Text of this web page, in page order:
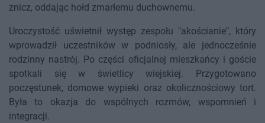
znicz, oddając hołd zmarłemu duchownemu.
Uroczystość uświetnił występ zespołu "akościanie", który
wprowadził uczestników w podniosły, ale jednocześnie
rodzinny nastrój. Po części oficjalnej mieszkańcy i goście
spotkali się w świetlicy wiejskiej. Przygotowano
poczęstunek, domowe wypieki oraz okolicznościowy tort.
Była to okazja do wspólnych rozmów, wspomnień i
integracji.